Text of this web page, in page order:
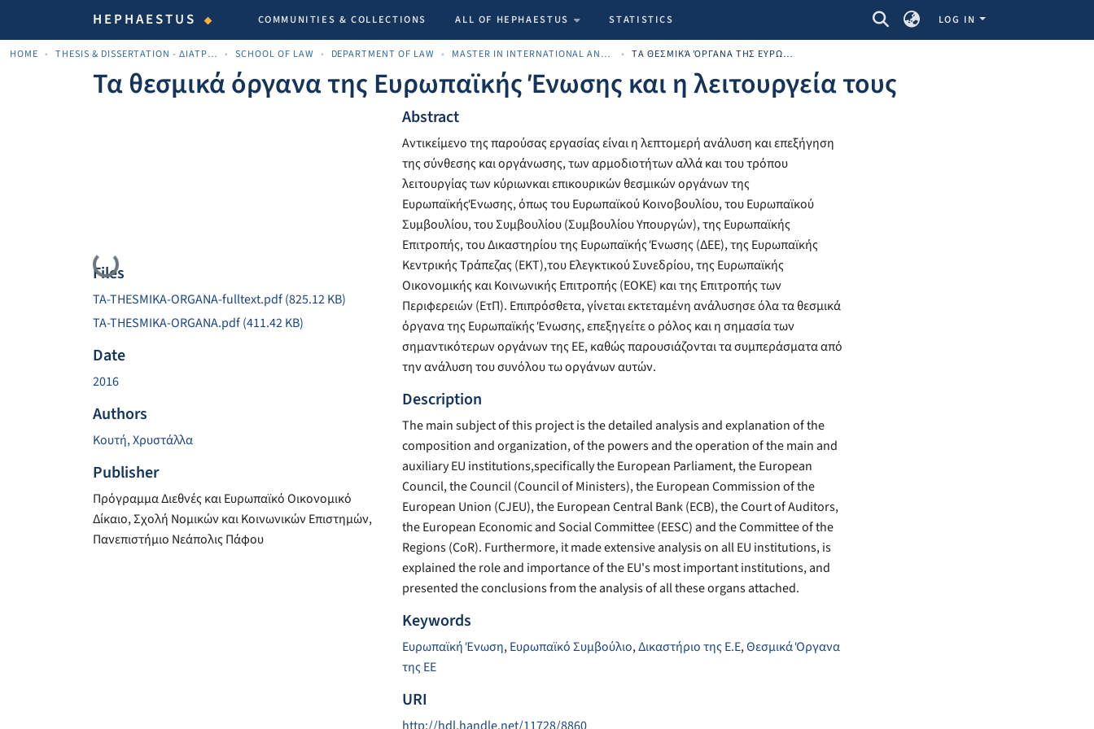
HEPHAESTUS COMMUNITIES & COLLECTIONS ALL OF HEPHAESTUS STATISTICS LOG IN
HOME THESIS & DISSERTATION - ΔΙΑΤΡΙΒΈΣ & ΔΙΔΑΚΤΟΡΙΚΈΣ SCHOOL OF LAW DEPARTMENT OF LAW MASTER IN INTERNATIONAL AND EUROPEAN BUSINESS LAW (LLM) ΤΑ ΘΕΣΜΙΚΆ ΌΡΓΑΝΑ ΤΗΣ ΕΥΡΩΠΑΪΚΉΣ ΈΝΩΣΗΣ ΚΑΙ Η ΛΕΙΤΟΥΡΓΕΊΑ ΤΟΥΣ
Τα θεσμικά όργανα της Ευρωπαϊκής Ένωσης και η λειτουργεία τους
Loading...
Files
TA-THESMIKA-ORGANA-fulltext.pdf(825.12 KB)
TA-THESMIKA-ORGANA.pdf(411.42 KB)
Date
2016
Authors
Κουτή, Χρυστάλλα
Publisher
Πρόγραμμα Διεθνές και Ευρωπαϊκό Οικονομικό
Δίκαιο, Σχολή Νομικών και Κοινωνικών Επιστημών,
Πανεπιστήμιο Νεάπολις Πάφου
Abstract
Αντικείμενο της παρούσας εργασίας είναι η λεπτομερή ανάλυση και επεξήγηση
της σύνθεσης και οργάνωσης, των αρμοδιοτήτων αλλά και του τρόπου
λειτουργίας των κύριωνκαι επικουρικών θεσμικών οργάνων της
ΕυρωπαϊκήςΈνωσης, όπως του Ευρωπαϊκού Κοινοβουλίου, του Ευρωπαϊκού
Συμβουλίου, του Συμβουλίου (Συμβουλίου Υπουργών), της Ευρωπαϊκής
Επιτροπής, του Δικαστηρίου της Ευρωπαϊκής Ένωσης (ΔΕΕ), της Ευρωπαϊκής
Κεντρικής Τράπεζας (ΕΚΤ),του Ελεγκτικού Συνεδρίου, της Ευρωπαϊκής
Οικονομικής και Κοινωνικής Επιτροπής (ΕΟΚΕ) και της Επιτροπής των
Περιφερειών (ΕτΠ). Επιπρόσθετα, γίνεται εκτεταμένη ανάλυσησε όλα τα θεσμικά
όργανα της Ευρωπαϊκής Ένωσης, επεξηγείτε ο ρόλος και η σημασία των
σημαντικότερων οργάνων της ΕΕ, καθώς παρουσιάζονται τα συμπεράσματα από
την ανάλυση του συνόλου τω οργάνων αυτών.
Description
The main subject of this project is the detailed analysis and explanation of the
composition and organization, of the powers and the operation of the main and
auxiliary EU institutions,specifically the European Parliament, the European
Council, the Council (Council of Ministers), the European Commission of the
European Union (CJEU), the European Central Bank (ECB), the Court of Auditors,
the European Economic and Social Committee (EESC) and the Committee of the
Regions (CoR). Furthermore, it made extensive analysis on all EU institutions, is
explained the role and importance of the EU's most important institutions, and
presented the conclusions from the analysis of all these organs attached.
Keywords
Ευρωπαϊκή Ένωση,Ευρωπαϊκό Συμβούλιο,Δικαστήριο της Ε.Ε,Θεσμικά Όργανα
της ΕΕ
URI